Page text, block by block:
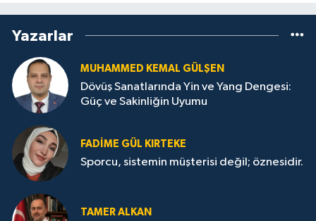
Yazarlar
MUHAMMED KEMAL GÜLŞEN
Dövüş Sanatlarında Yin ve Yang Dengesi:
Güç ve Sakinliğin Uyumu
FADIME GÜL KIRTEKE
Sporcu, sistemin müşterisi değil; öznesidir.
TAMER ALKAN